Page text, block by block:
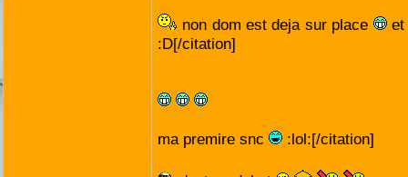
non dom est deja sur place
et
:D[/citation]
ma premire snc :lol:[/citation]